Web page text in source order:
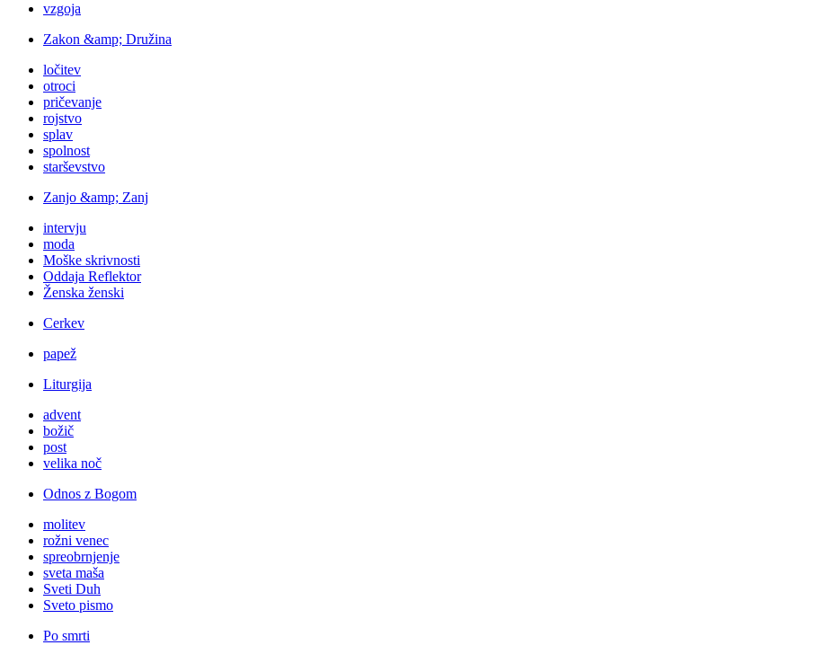
vzgoja
Zakon &amp; Družina
ločitev
otroci
pričevanje
rojstvo
splav
spolnost
starševstvo
Zanjo &amp; Zanj
intervju
moda
Moške skrivnosti
Oddaja Reflektor
Ženska ženski
Cerkev
papež
Liturgija
advent
božič
post
velika noč
Odnos z Bogom
molitev
rožni venec
spreobrnjenje
sveta maša
Sveti Duh
Sveto pismo
Po smrti